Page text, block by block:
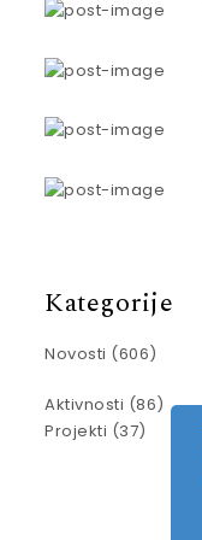
Kategorije
Novosti (606)
Aktivnosti (86)
Projekti (37)